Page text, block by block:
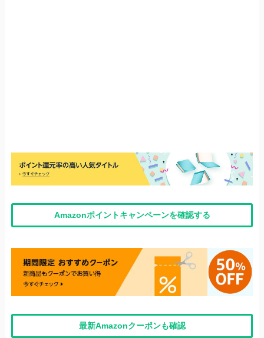
Amazonポイントキャンペーンを確認する
最新Amazonクーポンも確認